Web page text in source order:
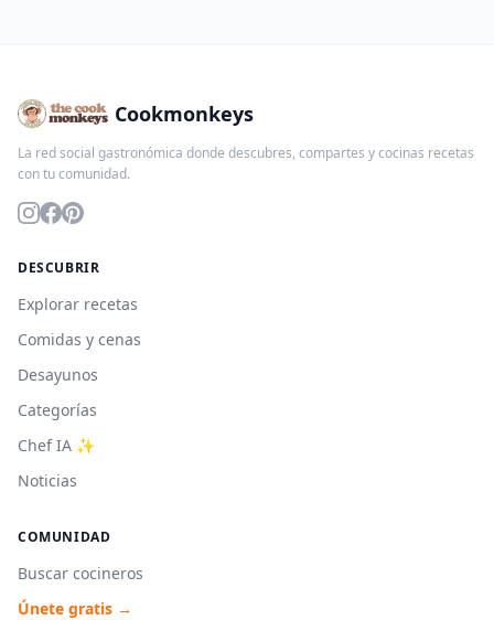
Cookmonkeys
La red social gastronómica donde descubres, compartes y cocinas recetas
con tu comunidad.
DESCUBRIR
Explorar recetas
Comidas y cenas
Desayunos
Categorías
Chef IA ✨
Noticias
COMUNIDAD
Buscar cocineros
Únete gratis →